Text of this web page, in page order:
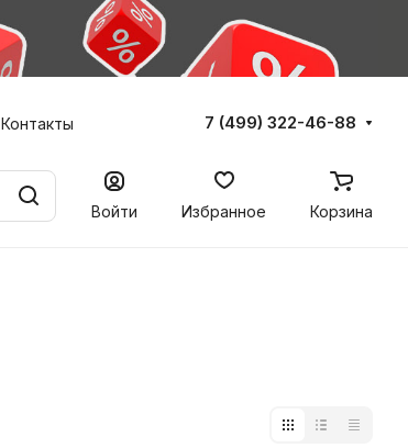
Контакты 7 (499) 322-46-88
Войти Избранное Корзина